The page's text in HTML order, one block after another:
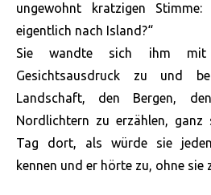
ungewohnt kratzigen
eigentlich nach Island?“
Sie wandte sich ihm mit
Gesichtsausdruck zu und
Landschaft, den Bergen,
Nordlichtern zu erzählen,
Tag dort, als würde sie
kennen und er hörte zu, ohne sie